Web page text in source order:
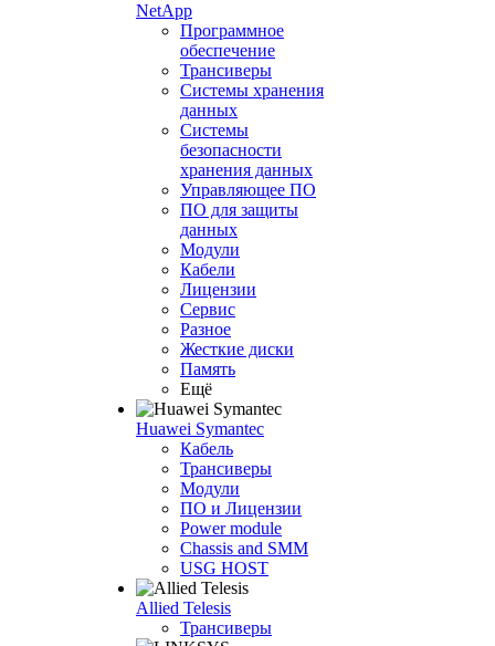
NetApp
Программное
обеспечение
Трансиверы
Системы хранения
данных
Системы
безопасности
хранения данных
Управляющее ПО
ПО для защиты
данных
Модули
Кабели
Лицензии
Сервис
Разное
Жесткие диски
Память
Ещё
Huawei Symantec
Кабель
Трансиверы
Модули
ПО и Лицензии
Power module
Chassis and SMM
USG HOST
Allied Telesis
Трансиверы